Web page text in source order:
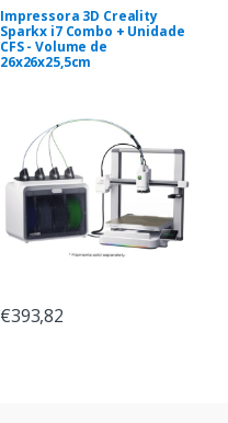
Impressora 3D Creality
Sparkx i7 Combo + Unidade
CFS - Volume de
26x26x25,5cm
€393,82